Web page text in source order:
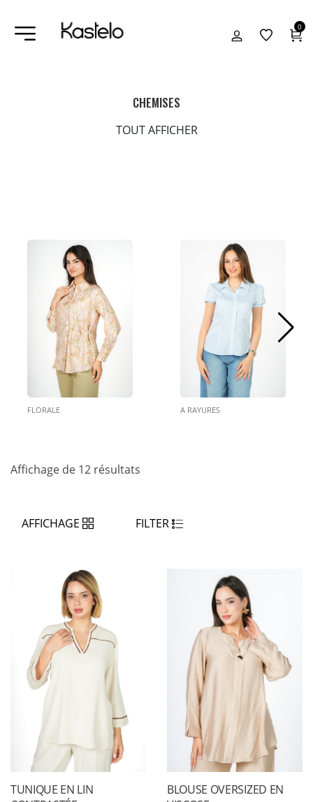
0
CHEMISES
TOUT AFFICHER
A RAYURES LIQUETTES
Affichage de 12 résultats
AFFICHAGE FILTER
TUNIQUE EN LIN
BLOUSE OVERSIZED EN